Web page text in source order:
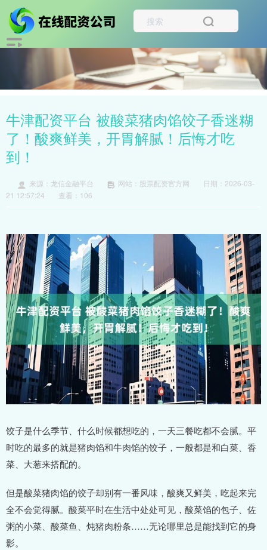
牛津配资平台 被酸菜猪肉馅饺子香迷糊
了！酸爽鲜美，开胃解腻！后悔才吃
到！
来源：龙信金融平台 网站：股票配资官方网
日期：2026-03-
21 12:57:24
查看：106
饺子是什么季节、什么时候都想吃的，一天三餐吃都不会腻。平
时吃的最多的就是猪肉馅和牛肉馅的饺子，一般都是和白菜、香
菜、大葱来搭配的。
但是酸菜猪肉馅的饺子却别有一番风味，酸爽又鲜美，吃起来完
全不会觉得腻。酸菜平时在生活中处处可见，酸菜馅的包子、佐
粥的小菜、酸菜鱼、炖猪肉粉条……无论哪里总是能找到它的身
影。